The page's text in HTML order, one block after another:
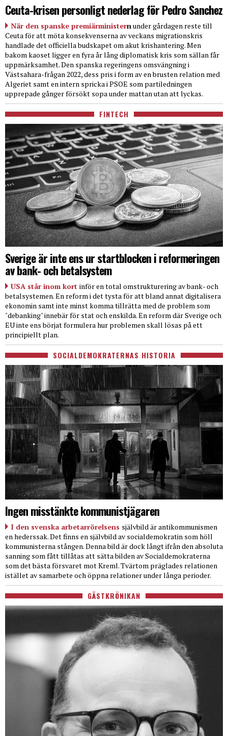
Ceuta-krisen personligt nederlag för Pedro Sanchez
När den spanske premiärministernunder gårdagen reste till
Ceuta för att möta konsekvenserna av veckans migrationskris
handlade det officiella budskapet om akut krishantering. Men
bakom kaoset ligger en fyra år lång diplomatisk kris som sällan får
uppmärksamhet. Den spanska regeringens omsvängning i
Västsahara-frågan 2022, dess pris i form av en brusten relation med
Algeriet samt en intern spricka i PSOE som partiledningen
upprepade gånger försökt sopa under mattan utan att lyckas.
FINTECH
Sverige är inte ens ur startblocken i reformeringen
av bank- och betalsystem
USA står inom kort inför en total omstrukturering av bank- och
betalsystemen. En reform i det tysta för att bland annat digitalisera
ekonomin samt inte minst komma tillrätta med de problem som
"debanking" innebär för stat och enskilda. En reform där Sverige och
EU inte ens börjat formulera hur problemen skall lösas på ett
principiellt plan.
SOCIALDEMOKRATERNAS HISTORIA
Ingen misstänkte kommunistjägaren
I den svenska arbetarrörelsens självbild är antikommunismen
en hederssak. Det finns en självbild av socialdemokratin som höll
kommunisterna stången. Denna bild är dock långt ifrån den absoluta
sanning som fått tillåtas att sätta bilden av Socialdemokraterna
som det bästa försvaret mot Kreml. Tvärtom präglades relationen
istället av samarbete och öppna relationer under långa perioder.
GÄSTKRÖNIKAN